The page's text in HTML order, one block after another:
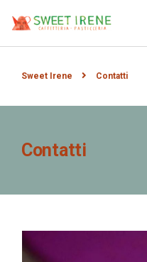
Sweet Irene Contatti
Contatti